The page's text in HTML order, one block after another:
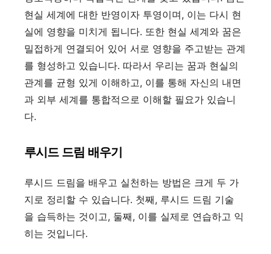
현실 세계에 대한 반영이자 투영이며, 이는 다시 현
실에 영향을 미치게 됩니다. 또한 현실 세계와 꿈은
밀접하게 연결되어 있어 서로 영향을 주고받는 관계
를 형성하고 있습니다. 따라서 우리는 꿈과 현실의
관계를 균형 있게 이해하고, 이를 통해 자신의 내면
과 외부 세계를 통합적으로 이해할 필요가 있습니
다.
루시드 드림 배우기
루시드 드림을 배우고 실천하는 방법은 크게 두 가
지로 정리할 수 있습니다. 첫째, 루시드 드림 기술
을 습득하는 것이고, 둘째, 이를 실제로 연습하고 익
히는 것입니다.